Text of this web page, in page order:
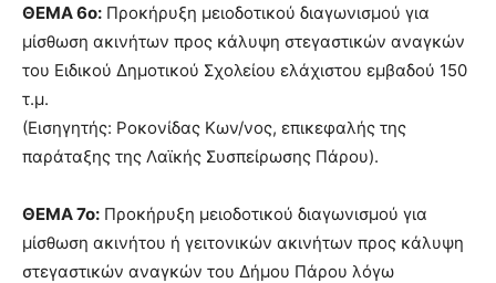
ΘΕΜΑ 6ο: Προκήρυξη μειοδοτικού διαγωνισμού για
μίσθωση ακινήτων προς κάλυψη στεγαστικών αναγκών
του Ειδικού Δημοτικού Σχολείου ελάχιστου εμβαδού 150
τ.μ.
(Εισηγητής: Ροκονίδας Κων/νος, επικεφαλής της
παράταξης της Λαϊκής Συσπείρωσης Πάρου).
ΘΕΜΑ 7ο: Προκήρυξη μειοδοτικού διαγωνισμού για
μίσθωση ακινήτου ή γειτονικών ακινήτων προς κάλυψη
στεγαστικών αναγκών του Δήμου Πάρου λόγω